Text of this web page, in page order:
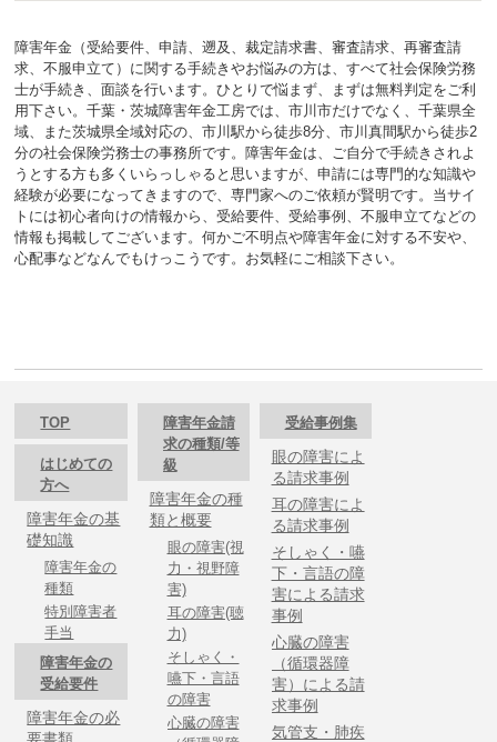
障害年金（受給要件、申請、遡及、裁定請求書、審査請求、再審査請
求、不服申立て）に関する手続きやお悩みの方は、すべて社会保険労務
士が手続き、面談を行います。ひとりで悩まず、まずは無料判定をご利
用下さい。千葉・茨城障害年金工房では、市川市だけでなく、千葉県全
域、また茨城県全域対応の、市川駅から徒歩8分、市川真間駅から徒歩2
分の社会保険労務士の事務所です。障害年金は、ご自分で手続きされよ
うとする方も多くいらっしゃると思いますが、申請には専門的な知識や
経験が必要になってきますので、専門家へのご依頼が賢明です。当サイ
トには初心者向けの情報から、受給要件、受給事例、不服申立てなどの
情報も掲載してございます。何かご不明点や障害年金に対する不安や、
心配事などなんでもけっこうです。お気軽にご相談下さい。
TOP
はじめての
方へ
障害年金の基
礎知識
障害年金の
種類
特別障害者
手当
障害年金の
受給要件
障害年金の必
障害年金請
求の種類/等
級
障害年金の種
類と概要
眼の障害(視
力・視野障
害)
耳の障害(聴
力)
そしゃく・
嚥下・言語
の障害
心臓の障害
受給事例集
眼の障害によ
る請求事例
耳の障害によ
る請求事例
そしゃく・嚥
下・言語の障
害による請求
事例
心臓の障害
（循環器障
害）による請
求事例
気管支・肺疾